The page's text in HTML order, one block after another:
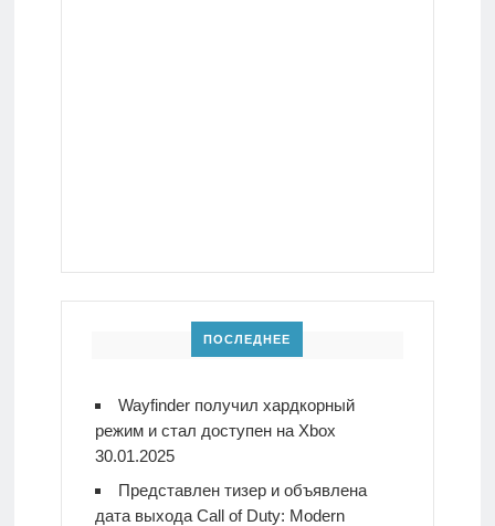
ПОСЛЕДНЕЕ
Wayfinder получил хардкорный
режим и стал доступен на Xbox
30.01.2025
Представлен тизер и объявлена
дата выхода Call of Duty: Modern